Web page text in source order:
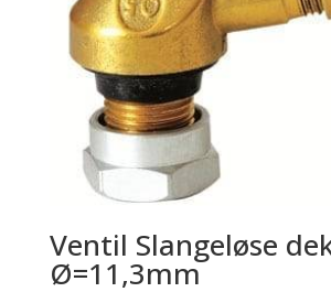
Ventil Slangeløse
Ø=11,3mm